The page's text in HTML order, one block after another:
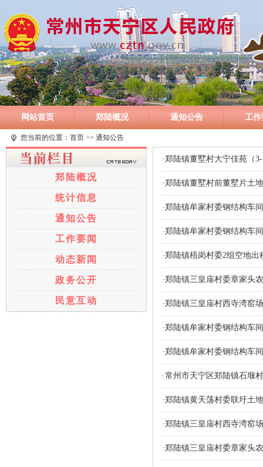
网站首页 郑陆概况 通知公告 工作
您当前的位置： 首页 >> 通知公告
郑陆概况
统计信息
通知公告
工作要闻
动态新闻
政务公开
民意互动
·郑陆镇董墅村大宁佳苑（
·郑陆镇董墅村前董墅片土
·郑陆镇牟家村委钢结构车
·郑陆镇牟家村委钢结构车
·郑陆镇梧岗村委2组空地出
·郑陆镇三皇庙村委章家头
·郑陆镇三皇庙村西寺湾窑
·郑陆镇牟家村委钢结构车
·郑陆镇牟家村委钢结构车
·常州市天宁区郑陆镇石堰
·郑陆镇黄天荡村委联圩土
·郑陆镇三皇庙村西寺湾窑
·郑陆镇三皇庙村委章家头